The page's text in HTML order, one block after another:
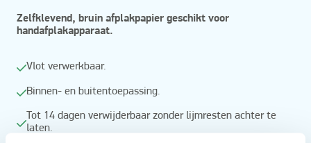
Zelfklevend, bruin afplakpapier geschikt voor
handafplakapparaat.
Vlot verwerkbaar.
Binnen- en buitentoepassing.
Tot 14 dagen verwijderbaar zonder lijmresten achter te
laten.